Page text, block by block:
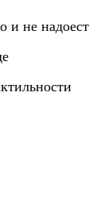
и не надоест